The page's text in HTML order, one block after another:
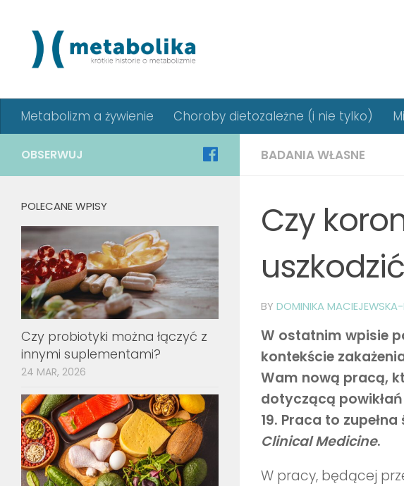
Metabolizm a żywienie Choroby dietozależne (i nie tylko)
BADANIA WŁASNE
Czy
BY DOMINIKA
W ostatnim wpisie
kontekście
Wam nową pracą,
dotyczącą powikłań
19. Praca to
Clinical Medicine.
W pracy, będącej
OBSERWUJ
POLECANE WPISY
Czy probiotyki można łączyć z
innymi suplementami?
24 MAR, 2026